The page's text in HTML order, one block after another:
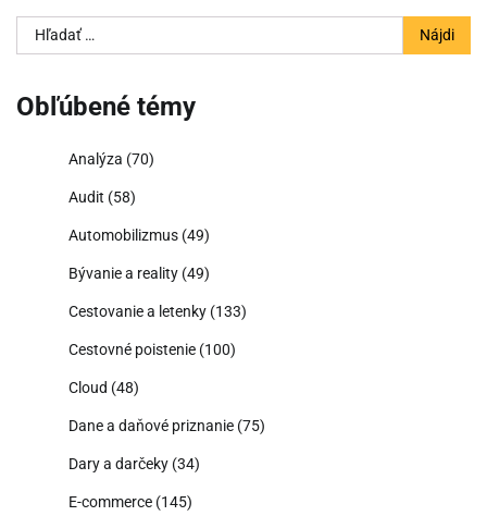
Hľadať:
Obľúbené témy
Analýza (70)
Audit (58)
Automobilizmus (49)
Bývanie a reality (49)
Cestovanie a letenky (133)
Cestovné poistenie (100)
Cloud (48)
Dane a daňové priznanie (75)
Dary a darčeky (34)
E-commerce (145)